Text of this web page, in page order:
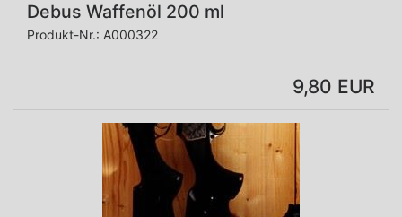
Debus Waffenöl 200 ml
Produkt-Nr.: A000322
9,80 EUR